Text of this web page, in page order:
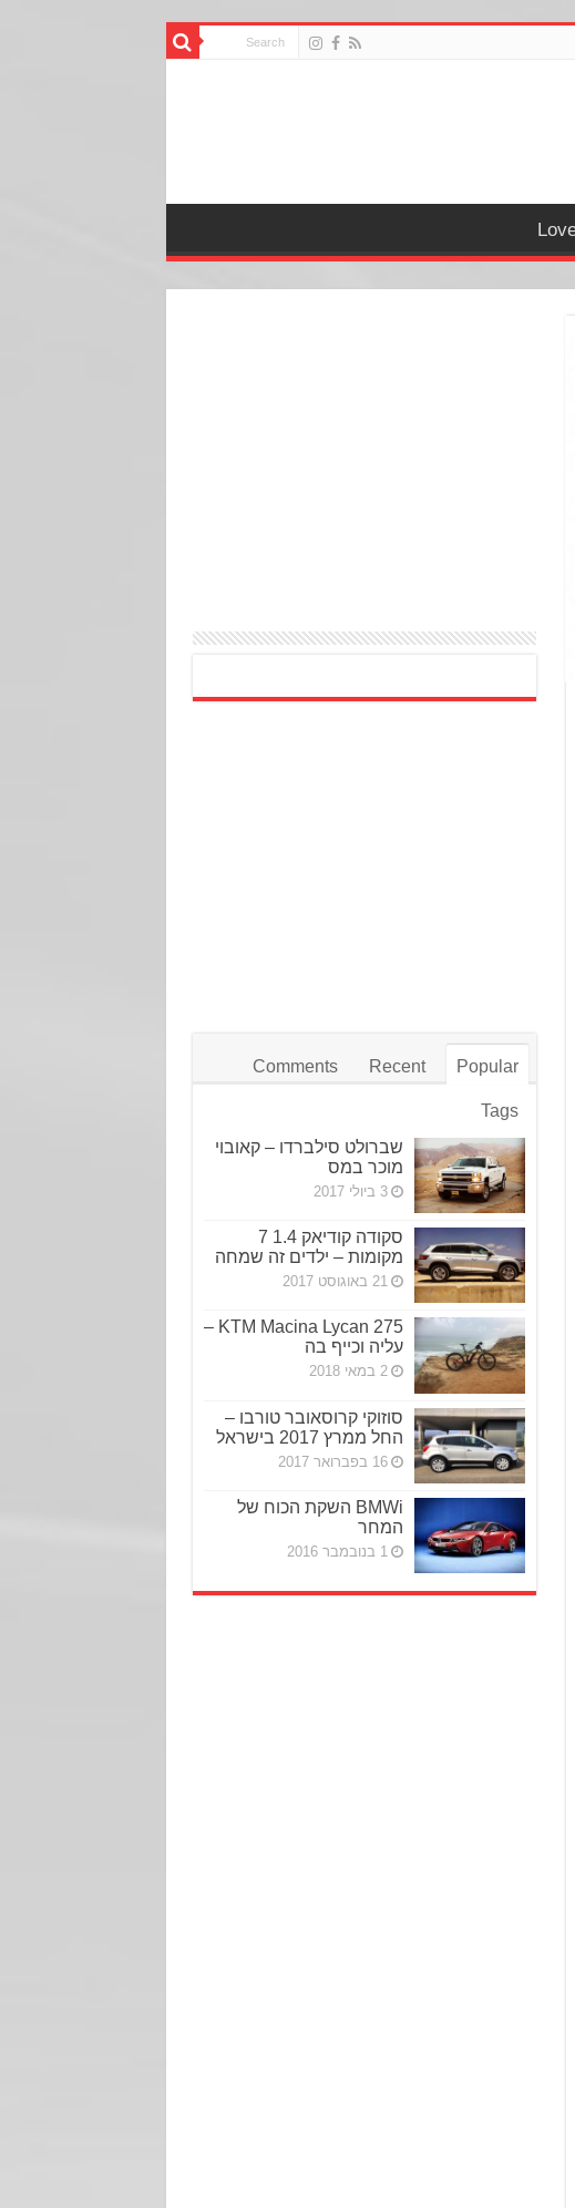
Popular
Recent
Comments
Tags
שברולט סילברדו – קאובוי
מוכר במס
3 ביולי 2017
סקודה קודיאק 1.4 7
מקומות – ילדים זה שמחה
21 באוגוסט 2017
KTM Macina Lycan 275 –
עליה וכייף בה
2 במאי 2018
סוזוקי קרוסאובר טורבו –
החל ממרץ 2017 בישראל
16 בפברואר 2017
BMWi השקת הכוח של
המחר
1 בנובמבר 2016